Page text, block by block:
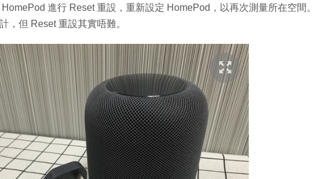
進行 Reset 重設，重新設定 HomePod，以再次測量所在空間。
，但 Reset 重設其實唔難。